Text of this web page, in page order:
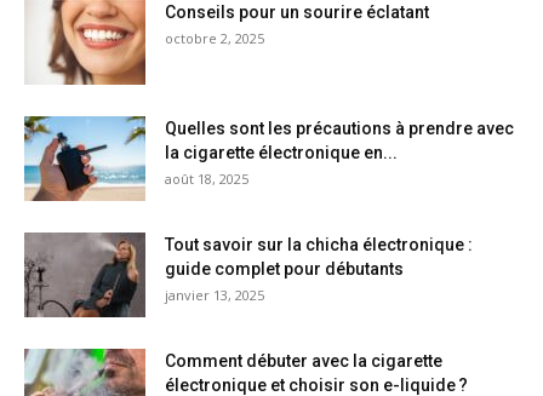
Conseils pour un sourire éclatant
octobre 2, 2025
Quelles sont les précautions à prendre avec
la cigarette électronique en...
août 18, 2025
Tout savoir sur la chicha électronique :
guide complet pour débutants
janvier 13, 2025
Comment débuter avec la cigarette
électronique et choisir son e-liquide ?